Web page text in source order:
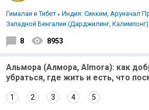
Гималаи и Тибет
Индия: Сикким, Аруначал
Западной Бенгалии (Дарджилинг, Калимпонг)
8 8953
Альмора (Алмора, Almora): как
убраться, где жить и есть, что
1 2 3 4 5